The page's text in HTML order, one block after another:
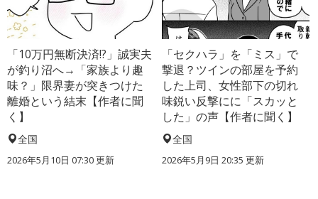
「10万円無断決済!?」誠実夫
が釣り沼へ→「家族より趣
味？」限界妻が突きつけた
離婚という結末【作者に聞
く】
全国
2026年5月10日 07:30 更新
「セクハラ」を「ミス」で
撃退？ツインの部屋を予約
した上司、女性部下の切れ
味鋭い反撃にに「スカッと
した」の声【作者に聞く】
全国
2026年5月9日 20:35 更新